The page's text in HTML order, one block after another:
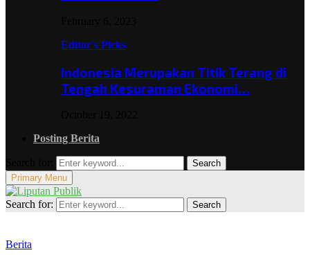
Editor's Picks
Indonesia Merupakan Titik Terang di
Tengah Kesuraman Ekonomi…
Posting Berita
Search
Primary Menu
Search for: Search
Berita